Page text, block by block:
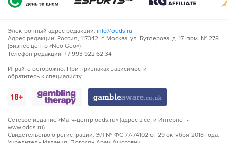
Электронный адрес редакции: info@odds.ru
Адрес редакции: Россия, 117342, г. Москва, ул. Бутлерова, д. 17, пом. № 278
(Бизнес центр «Neo Geo»)
Телефон редакции: +7 993 922 62 34
Играйте осторожно. При признаках зависимости
обратитесь к специалисту.
Сетевое издание «Матч-центр odds.ru» (адрес в сети Интернет -
www.odds.ru)
Свидетельство о регистрации: ЭЛ № ФС 77-74102 от 29 октября 2018 года.